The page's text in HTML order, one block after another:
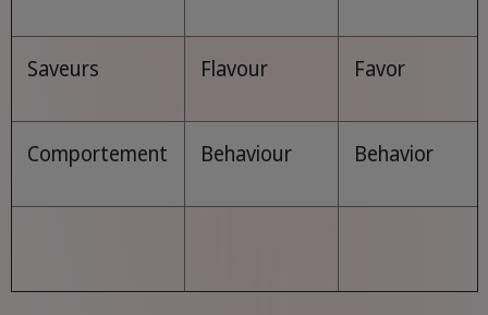
Saveurs Flavour Favor
Comportement Behaviour Behavior